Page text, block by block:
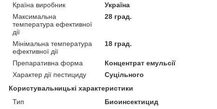
Країна виробник
Україна
Максимальна
температура ефективної
дії
28 град.
Мінімальна температура
ефективної дії
18 град.
Препаративна форма
Концентрат емульсії
Характер дії пестициду
Суцільного
Користувальницькі характеристики
Тип
Биоинсектицид